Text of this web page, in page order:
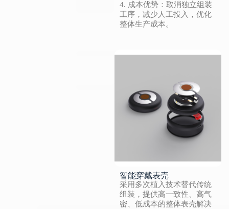
4. 成本优势：取消独立组装
工序，减少人工投入，优化
整体生产成本。
智能穿戴表壳
采用多次植入技术替代传统
组装，提供高一致性、高气
密、低成本的整体表壳解决